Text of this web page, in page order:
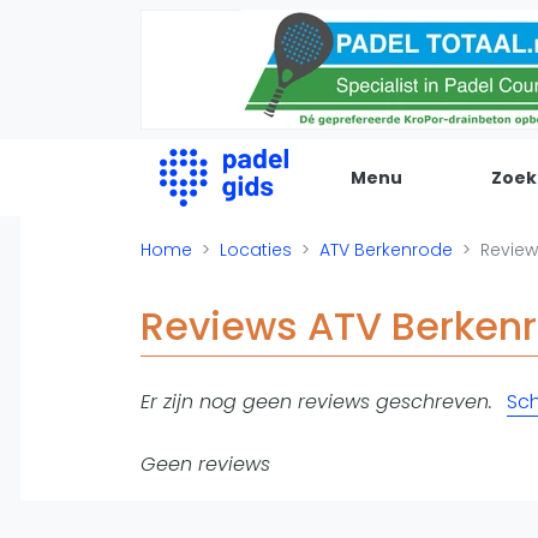
Menu
De Padel Gids
Padelwinkels
Organisatie
Banenbouwers
Home Locaties ATV Berkenrode
Reviews ATV
Er zijn nog geen reviews geschreven.
Geen reviews